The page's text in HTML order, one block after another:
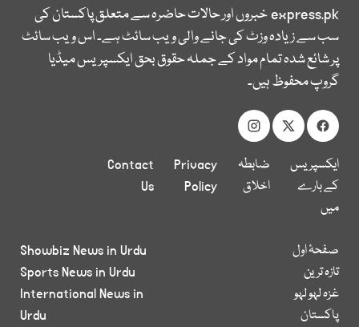
express.pkخبروں اور حالات حاضرہ سے متعلق پاکستان کی
سب سے زیادہ وزٹ کی جانے والی ویب سائٹ ہے۔ اس ویب سائٹ
پر شائع شدہ تمام مواد کے جملہ حقوق بحق ایکسپریس میڈیا
گروپ محفوظ ہیں۔
ایکسپریس
کے بارے
میں
ضابطہ
اخلاق
Privacy
Policy
Contact
Us
صفحۂ اول
تازہ ترین
غزہ لہو لہو
پاکستان
Showbiz News in Urdu
Sports News in Urdu
International News in
Urdu